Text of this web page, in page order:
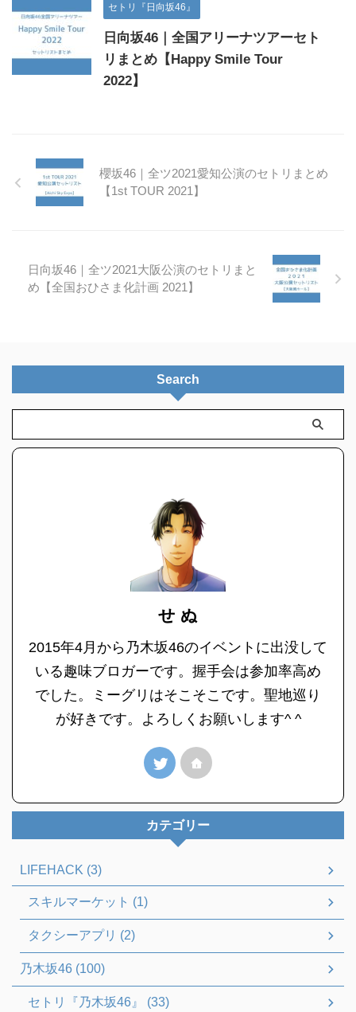
セトリ『日向坂46』
日向坂46｜全国アリーナツアーセト
リまとめ【Happy Smile Tour
2022】
櫻坂46｜全ツ2021愛知公演のセトリまとめ
【1st TOUR 2021】
日向坂46｜全ツ2021大阪公演のセトリまと
め【全国おひさま化計画 2021】
Search
せ ぬ
2015年4月から乃木坂46のイベントに出没して
いる趣味ブロガーです。握手会は参加率高め
でした。ミーグリはそこそこです。聖地巡り
が好きです。よろしくお願いします^ ^
カテゴリー
LIFEHACK (3)
スキルマーケット (1)
タクシーアプリ (2)
乃木坂46 (100)
セトリ『乃木坂46』 (33)